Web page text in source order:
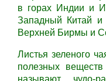
в горах Индии и
Западный Китай
Верхней Бирмы и
Листья зеленого
полезных
называют